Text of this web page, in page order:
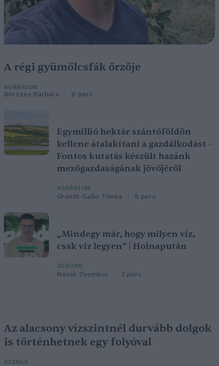
A régi gyümölcsfák őrzője
AGRÁRIUM
Börzsey Barbara 6 perc
Egymillió hektár szántóföldön
kellene átalakítani a gazdálkodást –
Fontos kutatás készült hazánk
mezőgazdaságának jövőjéről
AGRÁRIUM
Granát-Galló Tímea 6 perc
„Mindegy már, hogy milyen víz,
csak víz legyen” | Holnapután
JÖVŐNK
Novák Zsombor 3 perc
Az alacsony vízszintnél durvább dolgok
is történhetnek egy folyóval
SZEMLE